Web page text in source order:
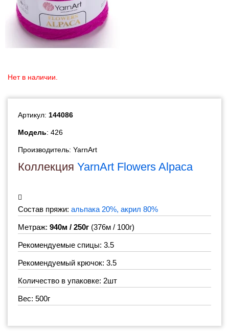
Нет в наличии.
Артикул: 144086
Модель: 426
Производитель: YarnArt
Коллекция YarnArt Flowers Alpaca
Состав пряжи: альпака 20%, акрил 80%
Метраж: 940м / 250г (376м / 100г)
Рекомендуемые спицы: 3.5
Рекомендуемый крючок: 3.5
Количество в упаковке: 2шт
Вес: 500г